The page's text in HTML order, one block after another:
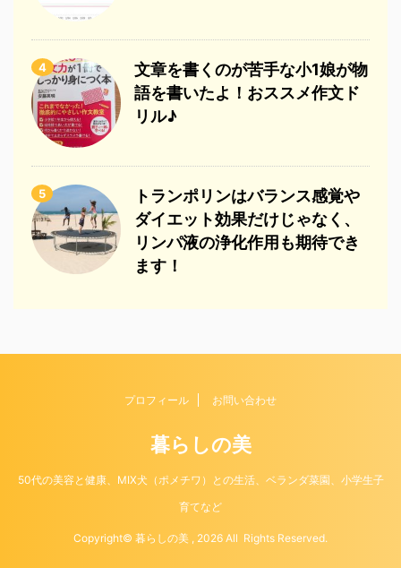
4
文章を書くのが苦手な小1娘が物
語を書いたよ！おススメ作文ド
リル♪
5
トランポリンはバランス感覚や
ダイエット効果だけじゃなく、
リンパ液の浄化作用も期待でき
ます！
プロフィール お問い合わせ
暮らしの美
50代の美容と健康、MIX犬（ポメチワ）との生活、ベランダ菜園、小学生子
育てなど
Copyright© 暮らしの美 , 2026 All Rights Reserved.